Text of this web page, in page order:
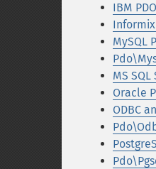
IBM
Informix
MySQL
MS
Oracle
ODBC